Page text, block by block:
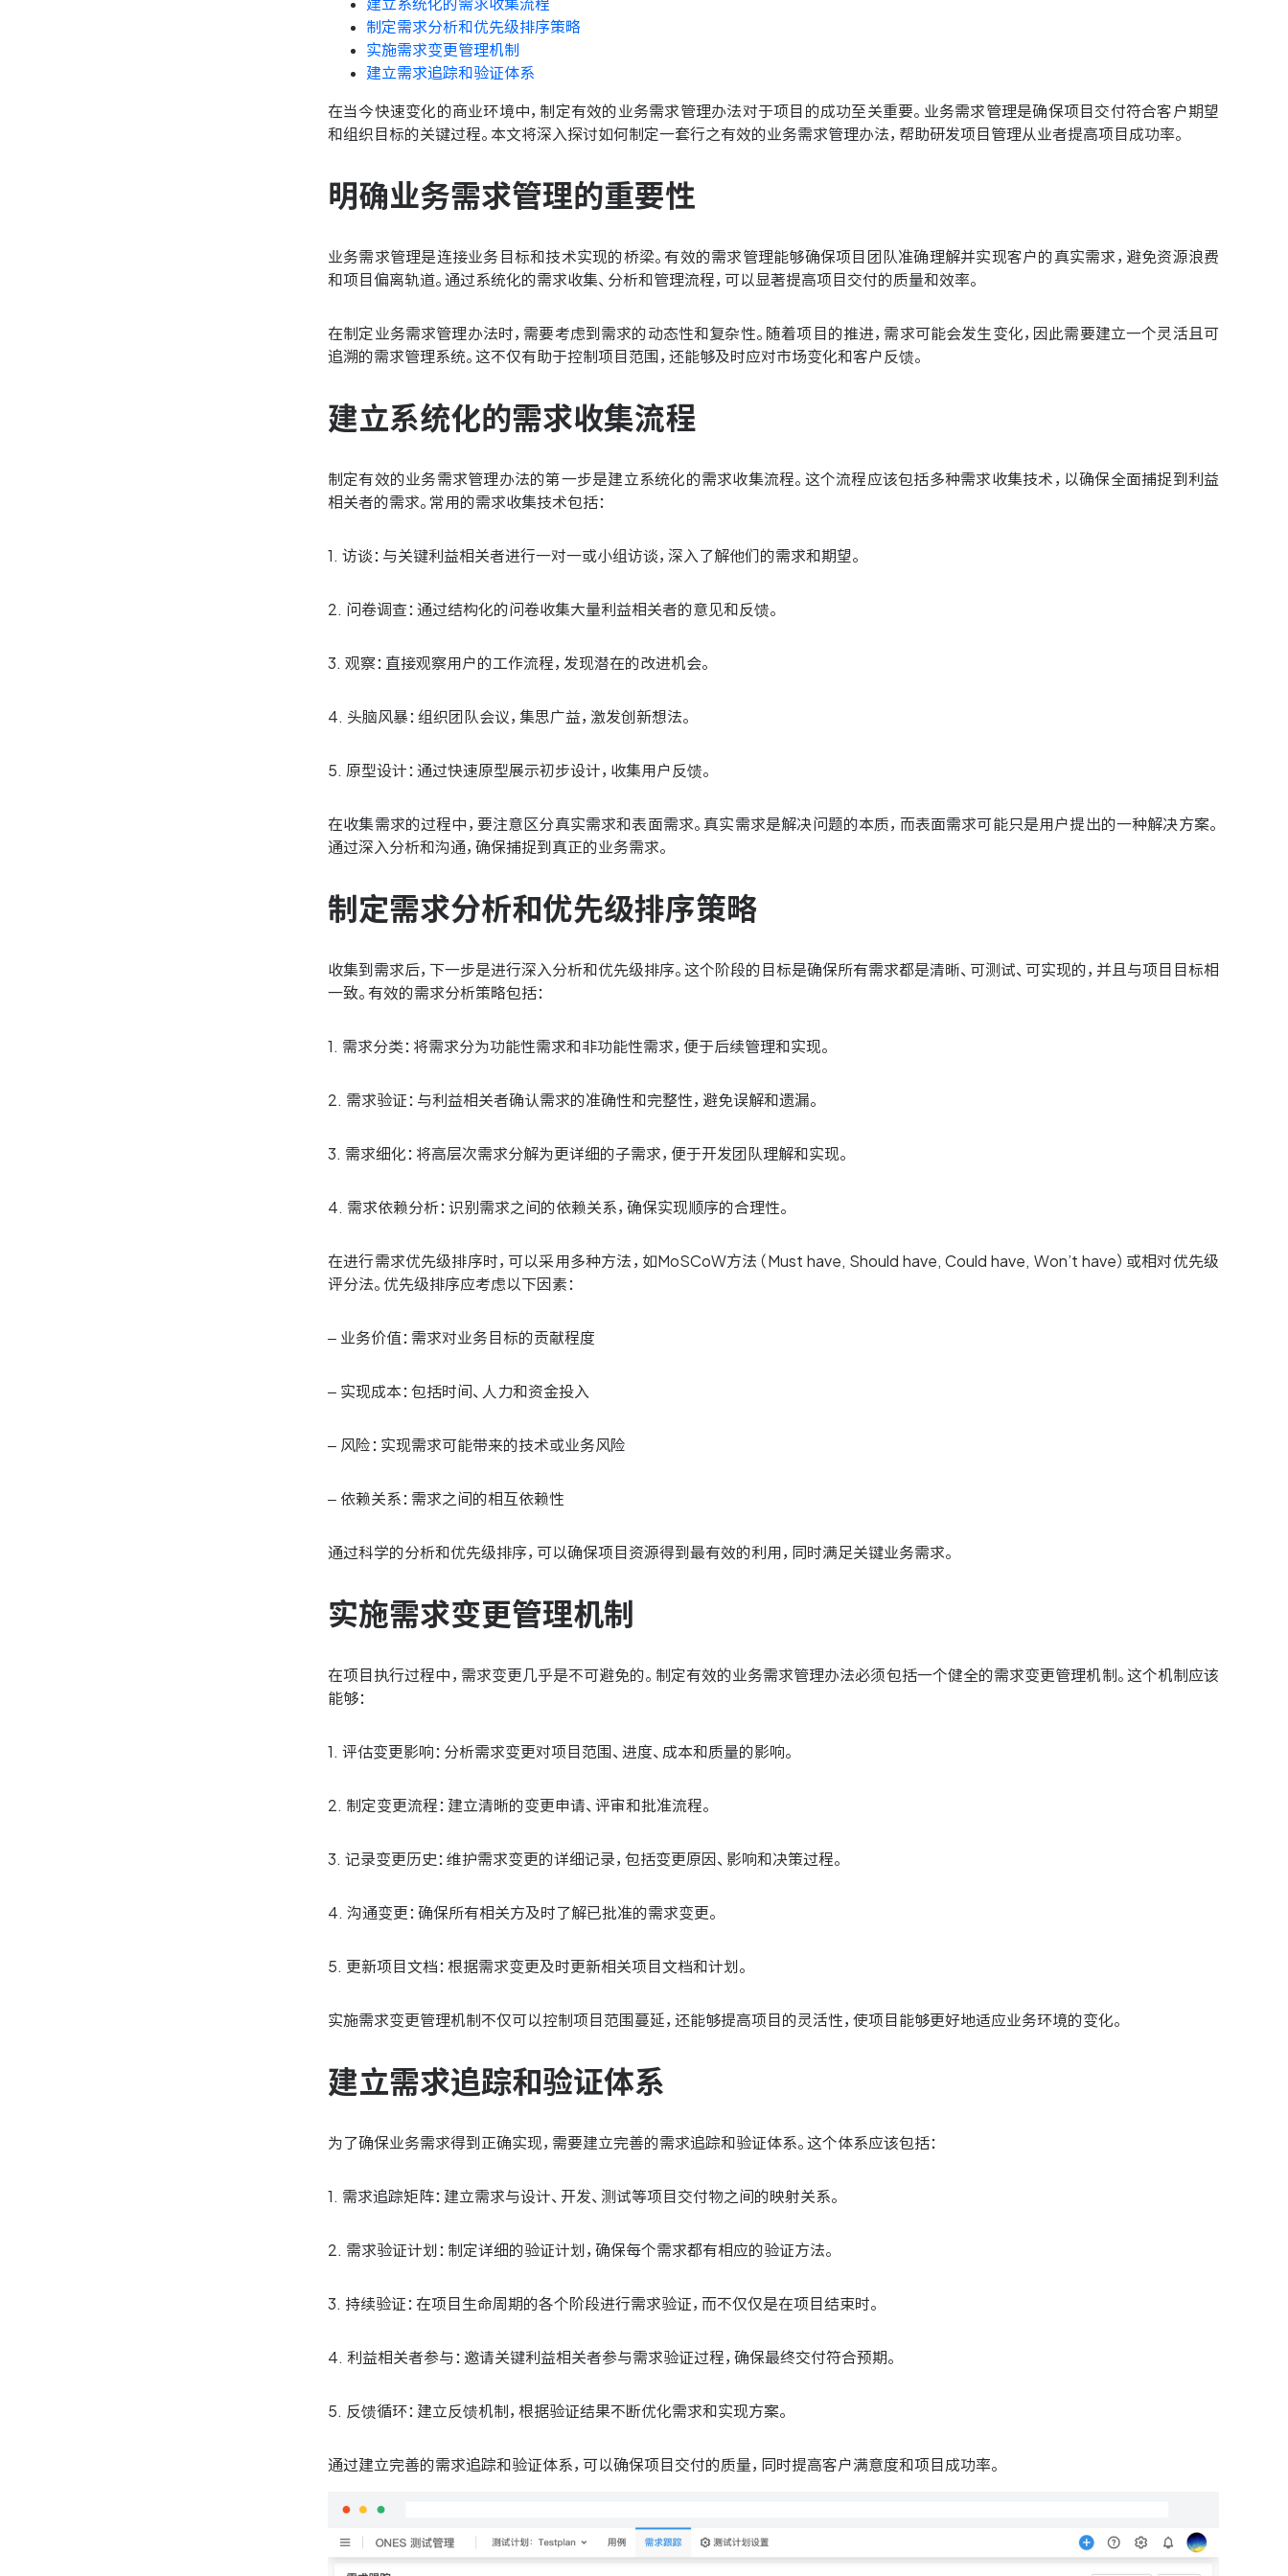
建立系统化的需求收集流程
制定需求分析和优先级排序策略
实施需求变更管理机制
建立需求追踪和验证体系
在当今快速变化的商业环境中，制定有效的业务需求管理办法对于项目的成功至关重要。业务需求管理是确保项目交付符合客户期望
和组织目标的关键过程。本文将深入探讨如何制定一套行之有效的业务需求管理办法，帮助研发项目管理从业者提高项目成功率。
明确业务需求管理的重要性
业务需求管理是连接业务目标和技术实现的桥梁。有效的需求管理能够确保项目团队准确理解并实现客户的真实需求，避免资源浪费
和项目偏离轨道。通过系统化的需求收集、分析和管理流程，可以显著提高项目交付的质量和效率。
在制定业务需求管理办法时，需要考虑到需求的动态性和复杂性。随着项目的推进，需求可能会发生变化，因此需要建立一个灵活且可
追溯的需求管理系统。这不仅有助于控制项目范围，还能够及时应对市场变化和客户反馈。
建立系统化的需求收集流程
制定有效的业务需求管理办法的第一步是建立系统化的需求收集流程。这个流程应该包括多种需求收集技术，以确保全面捕捉到利益
相关者的需求。常用的需求收集技术包括：
1. 访谈：与关键利益相关者进行一对一或小组访谈，深入了解他们的需求和期望。
2. 问卷调查：通过结构化的问卷收集大量利益相关者的意见和反馈。
3. 观察：直接观察用户的工作流程，发现潜在的改进机会。
4. 头脑风暴：组织团队会议，集思广益，激发创新想法。
5. 原型设计：通过快速原型展示初步设计，收集用户反馈。
在收集需求的过程中，要注意区分真实需求和表面需求。真实需求是解决问题的本质，而表面需求可能只是用户提出的一种解决方案。
通过深入分析和沟通，确保捕捉到真正的业务需求。
制定需求分析和优先级排序策略
收集到需求后，下一步是进行深入分析和优先级排序。这个阶段的目标是确保所有需求都是清晰、可测试、可实现的，并且与项目目标相
一致。有效的需求分析策略包括：
1. 需求分类：将需求分为功能性需求和非功能性需求，便于后续管理和实现。
2. 需求验证：与利益相关者确认需求的准确性和完整性，避免误解和遗漏。
3. 需求细化：将高层次需求分解为更详细的子需求，便于开发团队理解和实现。
4. 需求依赖分析：识别需求之间的依赖关系，确保实现顺序的合理性。
在进行需求优先级排序时，可以采用多种方法，如MoSCoW方法（Must have, Should have, Could have, Won’t have）或相对优先级
评分法。优先级排序应考虑以下因素：
– 业务价值：需求对业务目标的贡献程度
– 实现成本：包括时间、人力和资金投入
– 风险：实现需求可能带来的技术或业务风险
– 依赖关系：需求之间的相互依赖性
通过科学的分析和优先级排序，可以确保项目资源得到最有效的利用，同时满足关键业务需求。
实施需求变更管理机制
在项目执行过程中，需求变更几乎是不可避免的。制定有效的业务需求管理办法必须包括一个健全的需求变更管理机制。这个机制应该
能够：
1. 评估变更影响：分析需求变更对项目范围、进度、成本和质量的影响。
2. 制定变更流程：建立清晰的变更申请、评审和批准流程。
3. 记录变更历史：维护需求变更的详细记录，包括变更原因、影响和决策过程。
4. 沟通变更：确保所有相关方及时了解已批准的需求变更。
5. 更新项目文档：根据需求变更及时更新相关项目文档和计划。
实施需求变更管理机制不仅可以控制项目范围蔓延，还能够提高项目的灵活性，使项目能够更好地适应业务环境的变化。
建立需求追踪和验证体系
为了确保业务需求得到正确实现，需要建立完善的需求追踪和验证体系。这个体系应该包括：
1. 需求追踪矩阵：建立需求与设计、开发、测试等项目交付物之间的映射关系。
2. 需求验证计划：制定详细的验证计划，确保每个需求都有相应的验证方法。
3. 持续验证：在项目生命周期的各个阶段进行需求验证，而不仅仅是在项目结束时。
4. 利益相关者参与：邀请关键利益相关者参与需求验证过程，确保最终交付符合预期。
5. 反馈循环：建立反馈机制，根据验证结果不断优化需求和实现方案。
通过建立完善的需求追踪和验证体系，可以确保项目交付的质量，同时提高客户满意度和项目成功率。